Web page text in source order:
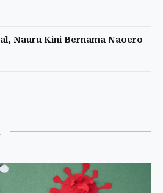
Nauru Kini Bernama Naoero